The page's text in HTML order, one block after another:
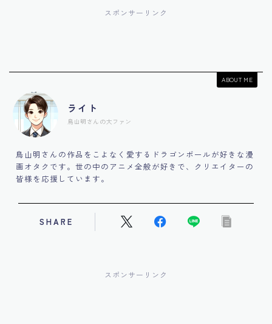
スポンサーリンク
ABOUT ME
ライト
鳥山明さんの大ファン
鳥山明さんの作品をこよなく愛するドラゴンボールが好きな漫
画オタクです。世の中のアニメ全般が好きで、クリエイターの
皆様を応援しています。
SHARE
スポンサーリンク